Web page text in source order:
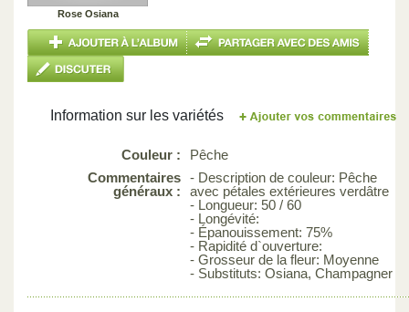
Rose Osiana
Information sur les variétés
Couleur :
Pêche
Commentaires
généraux :
- Description de couleur: Pêche
avec pétales extérieures verdâtre
- Longueur: 50 / 60
- Longévité:
- Épanouissement: 75%
- Rapidité d`ouverture:
- Grosseur de la fleur: Moyenne
- Substituts: Osiana, Champagner